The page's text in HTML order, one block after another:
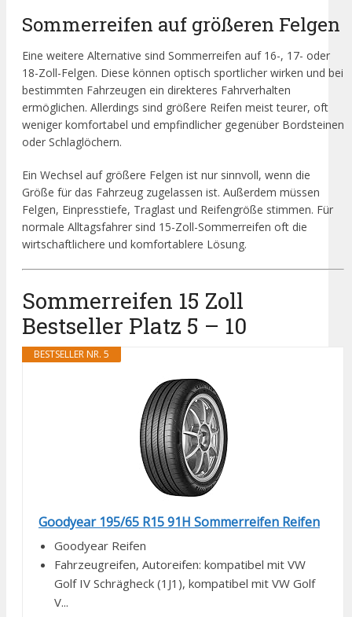
Sommerreifen auf größeren Felgen
Eine weitere Alternative sind Sommerreifen auf 16-, 17- oder
18-Zoll-Felgen. Diese können optisch sportlicher wirken und bei
bestimmten Fahrzeugen ein direkteres Fahrverhalten
ermöglichen. Allerdings sind größere Reifen meist teurer, oft
weniger komfortabel und empfindlicher gegenüber Bordsteinen
oder Schlaglöchern.
Ein Wechsel auf größere Felgen ist nur sinnvoll, wenn die
Größe für das Fahrzeug zugelassen ist. Außerdem müssen
Felgen, Einpresstiefe, Traglast und Reifengröße stimmen. Für
normale Alltagsfahrer sind 15-Zoll-Sommerreifen oft die
wirtschaftlichere und komfortablere Lösung.
Sommerreifen 15 Zoll
Bestseller Platz 5 – 10
BESTSELLER NR. 5
Goodyear 195/65 R15 91H Sommerreifen Reifen
Goodyear Reifen
Fahrzeugreifen, Autoreifen: kompatibel mit VW
Golf IV Schrägheck (1J1), kompatibel mit VW Golf
V...